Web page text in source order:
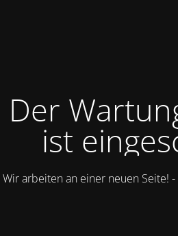
Der
ist
Wir arbeiten an einer neuen Seite! -